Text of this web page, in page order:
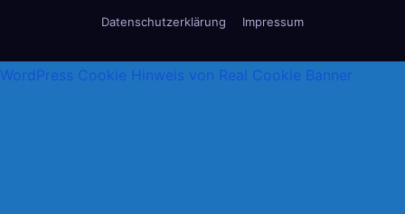
Datenschutzerklärung Impressum
WordPress Cookie Hinweis von Real Cookie Banner